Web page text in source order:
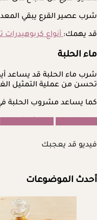
شرب عصير القرع يبقي
قد يهمك:أنواع
ماء الحلبة
شرب ماء الحلبة قد يساعد
تحسن من عملية التمثيل
كما يساعد مشروب الحلبة في
فيديو قد يعجبك
أحدث الموضوعات